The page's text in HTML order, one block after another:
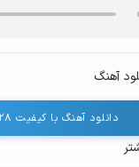
آهنگ
دانلود آهنگ با کیفیت ۱۲۸